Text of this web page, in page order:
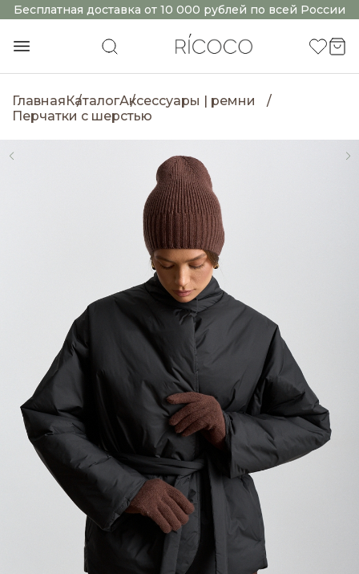
Бесплатная доставка от 10 000 рублей по всей России
ГлавнаяКаталогАксессуары | ремни
Перчатки с шерстью